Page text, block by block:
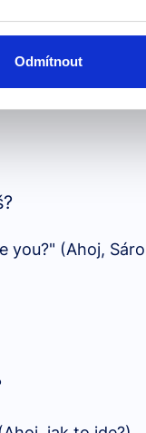
Odmítnout
(Rád tě
you?" (Ahoj,